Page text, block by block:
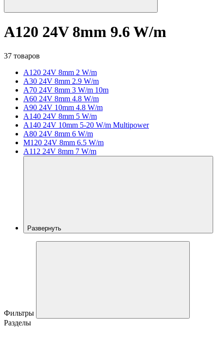
A120 24V 8mm 9.6 W/m
37 товаров
A120 24V 8mm 2 W/m
A30 24V 8mm 2.9 W/m
A70 24V 8mm 3 W/m 10m
A60 24V 8mm 4.8 W/m
A90 24V 10mm 4.8 W/m
A140 24V 8mm 5 W/m
A140 24V 10mm 5-20 W/m Multipower
A80 24V 8mm 6 W/m
M120 24V 8mm 6.5 W/m
A112 24V 8mm 7 W/m
Развернуть
Фильтры
Разделы